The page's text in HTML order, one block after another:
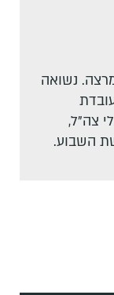
נשואה
צה"ל,
השבוע.